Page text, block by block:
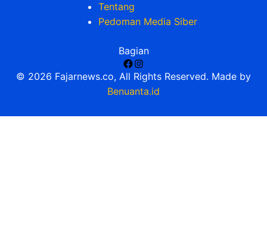
Tentang
Pedoman Media Siber
Bagian
Facebook
Instagram
© 2026 Fajarnews.co, All Rights Reserved. Made by
Benuanta.id